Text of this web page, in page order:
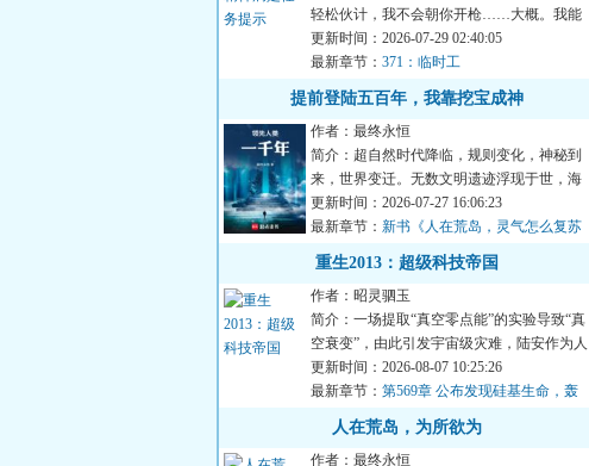
轻松伙计，我不会朝你开枪……大概。我能
看见很多奇怪的提示，它...
更新时间：2026-07-29 02:40:05
最新章节： 371：临时工
提前登陆五百年，我靠挖宝成神
作者：最终永恒
简介：超自然时代降临，规则变化，神秘到
来，世界变迁。无数文明遗迹浮现于世，海
量天材地宝任人捡拾。激...
更新时间：2026-07-27 16:06:23
最新章节： 新书《人在荒岛，灵气怎么复苏
了？》以及515打折活动
重生2013：超级科技帝国
作者：昭灵驷玉
简介：一场提取“真空零点能”的实验导致“真
空衰变”，由此引发宇宙级灾难，陆安作为人
类唯一的幸存者穿...
更新时间：2026-08-07 10:25:26
最新章节： 第569章 公布发现硅基生命，轰
动全人类
人在荒岛，为所欲为
作者：最终永恒